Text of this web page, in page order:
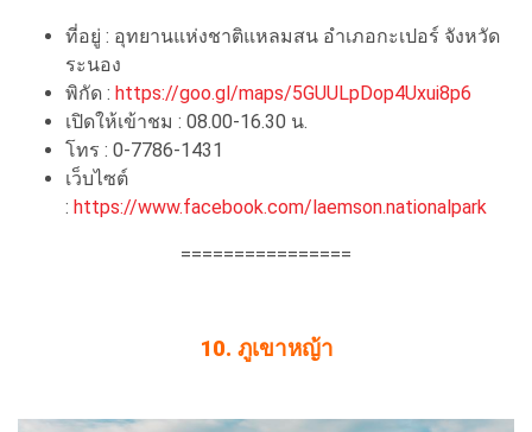
ที่อยู่ : อุทยานแห่งชาติแหลมสน อำเภอกะเปอร์ จังหวัด
ระนอง
พิกัด : https://goo.gl/maps/5GUULpDop4Uxui8p6
เปิดให้เข้าชม : 08.00-16.30 น.
โทร : 0-7786-1431
เว็บไซต์
: https://www.facebook.com/laemson.nationalpark
================
10. ภูเขาหญ้า